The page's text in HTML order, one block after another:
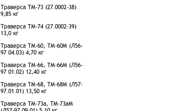
Траверса ТМ-73 (27.0002-38)
9,85 кг
Траверса ТМ-74 (27.0002-39)
13,0 кг
Траверса ТМ-60, ТМ-60М (Л56-
97 04.03) 4,70 кг
Траверса ТМ-66, ТМ-66М (Л56-
97 01.02) 12,40 кг
Траверса ТМ-68, ТМ-68М (Л57-
97.01.01) 13,50 кг
Траверса ТМ-73а, ТМ-73аМ